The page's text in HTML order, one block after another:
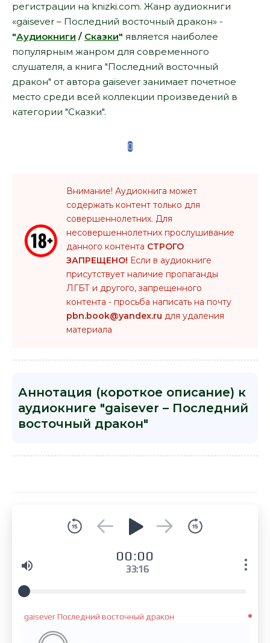
регистрации на knizki.com. Жанр аудиокниги
«gaisever – Последний восточный дракон» -
"Аудиокниги / Сказки" является наиболее
популярным жанром для современного
слушателя, а книга "Последний восточный
дракон" от автора gaisever занимает почетное
место среди всей коллекции произведений в
категории "Сказки".
Внимание! Аудиокнига может
содержать контент только для
совершеннолетних. Для
несовершеннолетних прослушивание
данного контента СТРОГО
ЗАПРЕЩЕНО! Если в аудиокниге
присутствует наличие пропаганды
ЛГБТ и другого, запрещенного
контента - просьба написать на почту
pbn.book@yandex.ru для удаления
материала
Аннотация (короткое описание) к
аудиокниге "gaisever – Последний
восточный дракон"
00:00
33:16
gaisever Последний восточный дракон